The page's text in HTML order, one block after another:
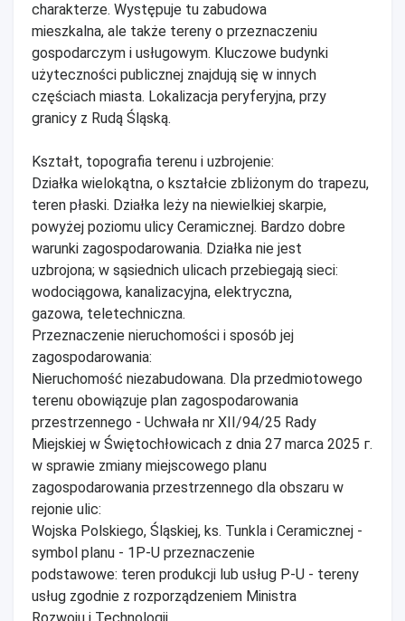
charakterze. Występuje tu zabudowa
mieszkalna, ale także tereny o przeznaczeniu
gospodarczym i usługowym. Kluczowe budynki
użyteczności publicznej znajdują się w innych
częściach miasta. Lokalizacja peryferyjna, przy
granicy z Rudą Śląską.
Kształt, topografia terenu i uzbrojenie:
Działka wielokątna, o kształcie zbliżonym do trapezu,
teren płaski. Działka leży na niewielkiej skarpie,
powyżej poziomu ulicy Ceramicznej. Bardzo dobre
warunki zagospodarowania. Działka nie jest
uzbrojona; w sąsiednich ulicach przebiegają sieci:
wodociągowa, kanalizacyjna, elektryczna,
gazowa, teletechniczna.
Przeznaczenie nieruchomości i sposób jej
zagospodarowania:
Nieruchomość niezabudowana. Dla przedmiotowego
terenu obowiązuje plan zagospodarowania
przestrzennego - Uchwała nr XII/94/25 Rady
Miejskiej w Świętochłowicach z dnia 27 marca 2025 г.
w sprawie zmiany miejscowego planu
zagospodarowania przestrzennego dla obszaru w
rejonie ulic:
Wojska Polskiego, Śląskiej, ks. Tunkla i Ceramicznej -
symbol planu - 1P-U przeznaczenie
podstawowe: teren produkcji lub usług P-U - tereny
usług zgodnie z rozporządzeniem Ministra